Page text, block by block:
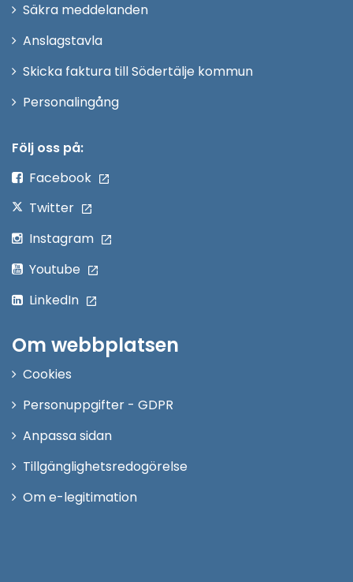
fönster
Säkra meddelanden
Anslagstavla
Skicka faktura till Södertälje kommun
PersonalingångÖppna
Följ oss på:
Facebook
Twitter
Instagram
Youtube
LinkedIn
Om webbplatsen
Cookies
Personuppgifter - GDPR
Anpassa sidan
Tillgänglighetsredogörelse
Om e-legitimation